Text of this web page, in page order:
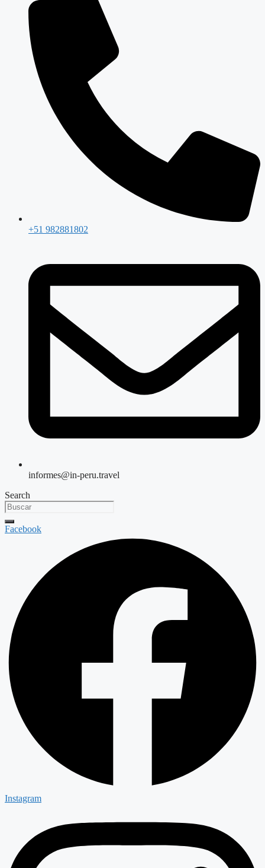
+51 982881802
informes@in-peru.travel
Search
Facebook
Instagram